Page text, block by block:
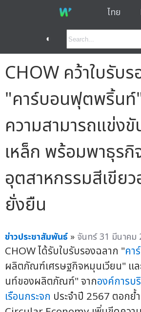
ไทย
◐
CHOW คว้าใบรับร
"คาร์บอนฟุตพริ้นท์
ความสามารถแข่ง
เหล็ก พร้อมพาธุรกิ
อุตสาหกรรมสีเขีย
ยั่งยืน
ข่าวประชาสัมพันธ์ » จันทร์ 31 มีนาคม
CHOW ได้รับใบรับรองฉลาก "คา
ผลิตภัณฑ์เศรษฐกิจหมุนเวียน" แ
นท์ของผลิตภัณฑ์" จากองค์การบ
เรือนกระจก ประจำปี 2567 ตอกย้